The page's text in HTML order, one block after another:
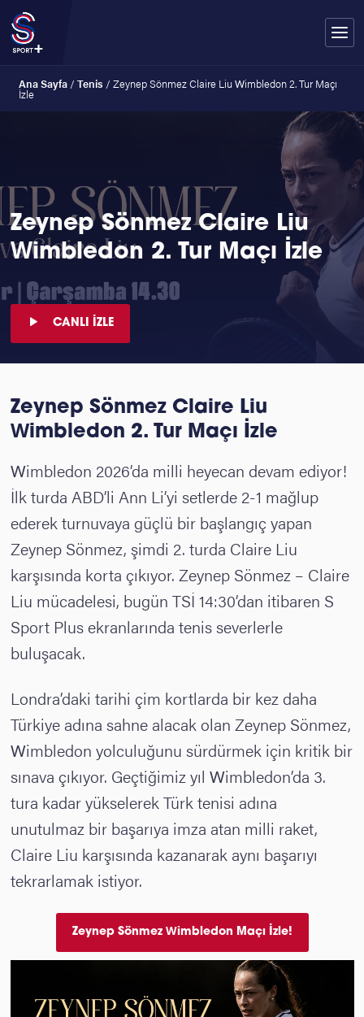
Ana Sayfa/ Tenis / Zeynep Sönmez Claire Liu Wimbledon 2. Tur Maçı
İzle
Zeynep Sönmez Claire Liu
Wimbledon 2. Tur Maçı İzle
CANLI İZLE
Zeynep Sönmez Claire Liu
Wimbledon 2. Tur Maçı İzle
Wimbledon 2026’da milli heyecan devam ediyor!
İlk turda ABD’li Ann Li’yi setlerde 2-1 mağlup
ederek turnuvaya güçlü bir başlangıç yapan
Zeynep Sönmez, şimdi 2. turda Claire Liu
karşısında korta çıkıyor. Zeynep Sönmez – Claire
Liu mücadelesi, bugün TSİ 14:30’dan itibaren S
Sport Plus ekranlarında tenis severlerle
buluşacak.
Londra’daki tarihi çim kortlarda bir kez daha
Türkiye adına sahne alacak olan Zeynep Sönmez,
Wimbledon yolculuğunu sürdürmek için kritik bir
sınava çıkıyor. Geçtiğimiz yıl Wimbledon’da 3.
tura kadar yükselerek Türk tenisi adına
unutulmaz bir başarıya imza atan milli raket,
Claire Liu karşısında kazanarak aynı başarıyı
tekrarlamak istiyor.
Zeynep Sönmez Wimbledon Maçı İzle!